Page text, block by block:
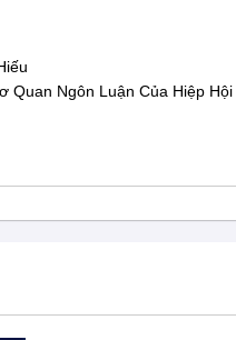
Ngôn Luận Của Hiệp